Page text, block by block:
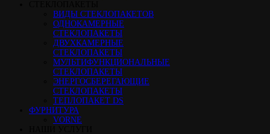
ВИДЫ СТЕКЛОПАКЕТОВ
ОДНОКАМЕРНЫЕ
СТЕКЛОПАКЕТЫ
ДВУХКАМЕРНЫЕ
СТЕКЛОПАКЕТЫ
МУЛЬТИФУНКЦИОНАЛЬНЫЕ
СТЕКЛОПАКЕТЫ
ЭНЕРГОСБЕРЕГАЮЩИЕ
СТЕКЛОПАКЕТЫ
ТЕПЛОПАКЕТ DS
ФУРНИТУРА
VORNE